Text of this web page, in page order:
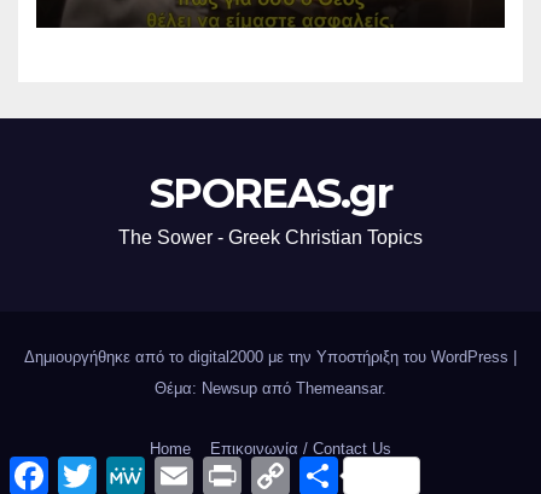
SPOREAS.gr
The Sower - Greek Christian Topics
Δημιουργήθηκε από το digital2000 με την Υποστήριξη του WordPress
Θέμα: Newsup από Themeansar.
Home Επικοινωνία / Contact Us
F
T
w
M
E
P
C
Μ
ο